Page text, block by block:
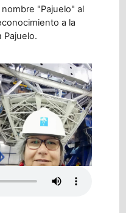
"Pajuelo" al
a la
Pajuelo.